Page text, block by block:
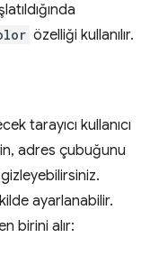
özelliği kullanılır.
tarayıcı kullanıcı
adres çubuğunu
ayarlanabilir.
birini alır: